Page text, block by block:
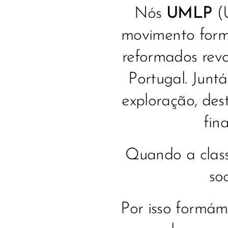
Nós UMLP
movimento
reformados
Portugal.
exploração,
Quando a
Por isso